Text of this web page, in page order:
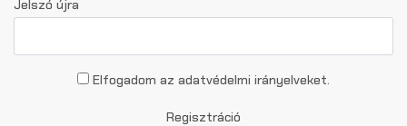
Jelszó újra
Elfogadom az adatvédelmi irányelveket.
Regisztráció